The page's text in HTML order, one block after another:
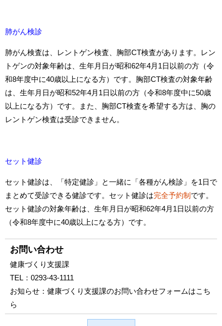
肺がん検診
肺がん検査は、レントゲン検査、胸部CT検査があります。レン
トゲンの対象年齢は、生年月日が昭和62年4月1日以前の方（令
和8年度中に40歳以上になる方）です。胸部CT検査の対象年齢
は、生年月日が昭和52年4月1日以前の方（令和8年度中に50歳
以上になる方）です。また、胸部CT検査を希望する方は、胸の
レントゲン検査は受診できません。
セット健診
セット健診は、「特定健診」と一緒に「各種がん検診」を1日で
まとめて受診できる健診です。セット健診は完全予約制 です。
セット健診の対象年齢は、生年月日が昭和62年4月1日以前の方
（令和8年度中に40歳以上になる方）です。
お問い合わせ
健康づくり支援課
TEL： 0293-43-1111
お知らせ： 健康づくり支援課のお問い合わせフォームはこち
ら